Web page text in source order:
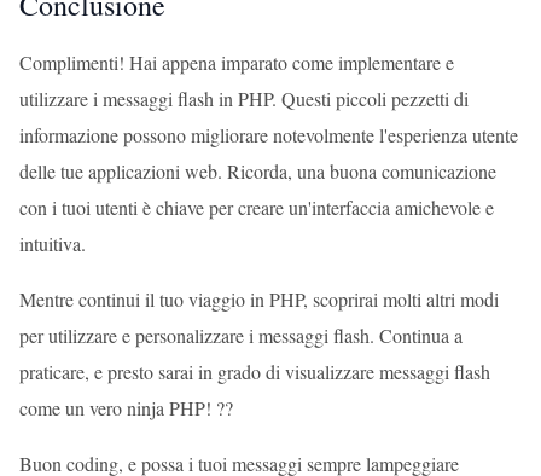
Complimenti! Hai appena imparato come implementare e
utilizzare i messaggi flash in PHP. Questi piccoli pezzetti di
informazione possono migliorare notevolmente l'esperienza utente
delle tue applicazioni web. Ricorda, una buona comunicazione
con i tuoi utenti è chiave per creare un'interfaccia amichevole e
intuitiva.
Mentre continui il tuo viaggio in PHP, scoprirai molti altri modi
per utilizzare e personalizzare i messaggi flash. Continua a
praticare, e presto sarai in grado di visualizzare messaggi flash
come un vero ninja PHP! ??
Buon coding, e possa i tuoi messaggi sempre lampeggiare